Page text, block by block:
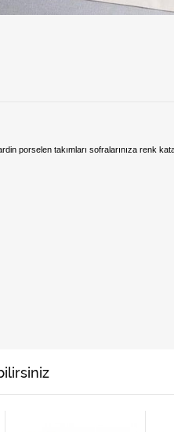
porselen takımları sofralarınıza renk